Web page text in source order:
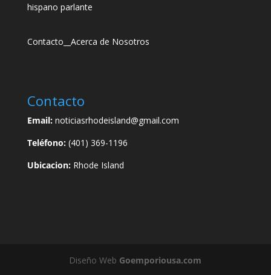
hispano parlante
Contacto Acerca de Nosotros
Contacto
Email:noticiasrhodeisland@gmail.com
Teléfono:(401) 369-1196
Ubicacion:Rhode Island
Diseño Web Goemporiousa.com